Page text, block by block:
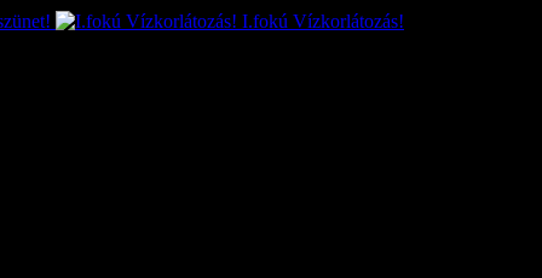
I.fokú Vízkorlátozás!